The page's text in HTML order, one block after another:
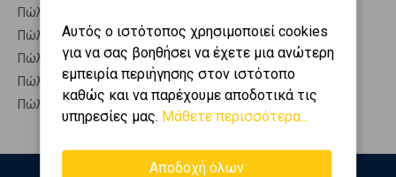
Πώληση Ρετιρέ ΦΥΛΗ - Άνω Λιόσια
Πώληση Συγκροτήματα κατοικιών ΦΥΛΗ - Άνω Λιόσια
Πώληση Υπόγεια ΦΥΛΗ - Άνω Λιόσια
Πώληση Υπόσκαφα ΦΥΛΗ - Άνω Λιόσια
Πώληση Υπολ. υψουν ΦΥΛΗ - Άνω Λιόσια
Αυτός ο ιστότοπος χρησιμοποιεί cookies
για να σας βοηθήσει να έχετε μια ανώτερη
εμπειρία περιήγησης στον ιστότοπο
καθώς και να παρέχουμε αποδοτικά τις
υπηρεσίες μας. Μάθετε περισσότερα...
Αποδοχή όλων